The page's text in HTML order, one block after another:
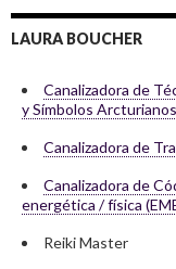
entradas
LAURA BOUCHER
Canalizadora de
y Símbolos
Canalizadora de
Canalizadora de
energética / física
Reiki Master